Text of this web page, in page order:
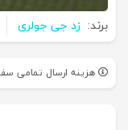
برند: زد جی جولری
هزینه ارسال تمامی